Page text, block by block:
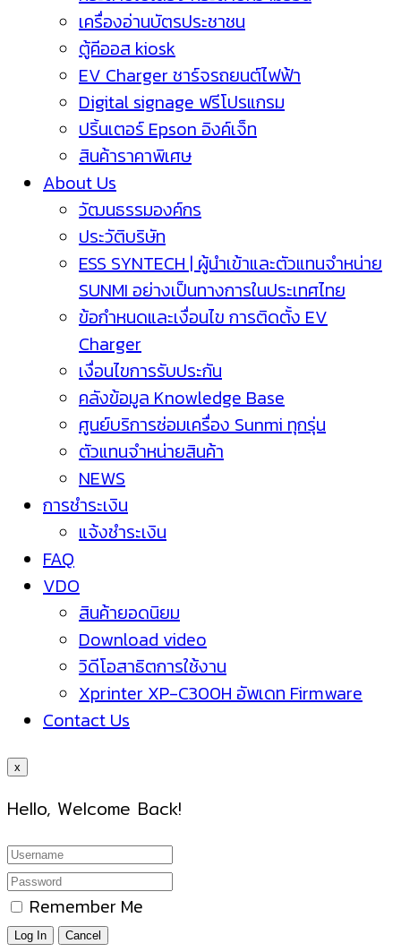
เครื่องอ่านบัตรประชาชน
ตู้คีออส kiosk
EV Charger ชาร์จรถยนต์ไฟฟ้า
Digital signage ฟรีโปรแกรม
ปริ้นเตอร์ Epson อิงค์เจ็ท
สินค้าราคาพิเศษ
About Us
วัฒนธรรมองค์กร
ประวัติบริษัท
ESS SYNTECH | ผู้นำเข้าและตัวแทนจำหน่าย
SUNMI อย่างเป็นทางการในประเทศไทย
ข้อกำหนดและเงื่อนไข การติดตั้ง EV
Charger
เงื่อนไขการรับประกัน
คลังข้อมูล Knowledge Base
ศูนย์บริการซ่อมเครื่อง Sunmi ทุกรุ่น
ตัวแทนจำหน่ายสินค้า
NEWS
การชำระเงิน
แจ้งชำระเงิน
FAQ
VDO
สินค้ายอดนิยม
Download video
วิดีโอสาธิตการใช้งาน
Xprinter XP-C300H อัพเดท Firmware
Contact Us
x
Hello, Welcome Back!
Remember Me